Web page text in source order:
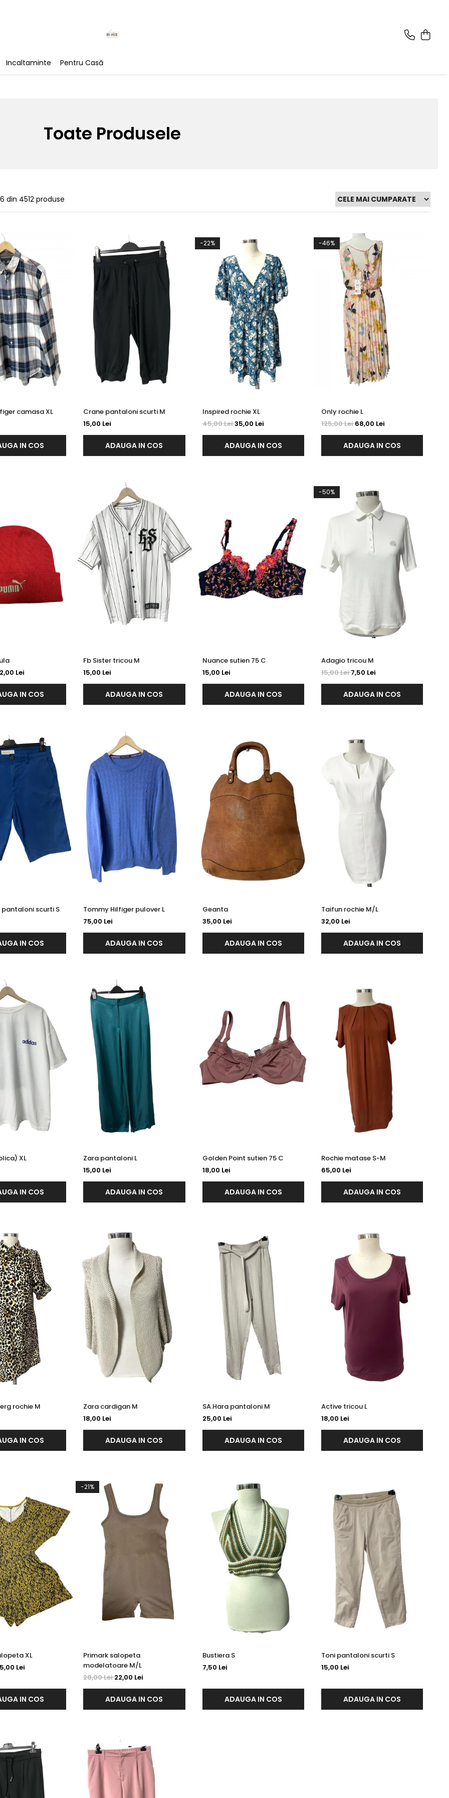
Incaltaminte Pentru Casă
Toate Produsele
din 4512 produse
Tommy Hilfiger camasa XL
IN COS
Crane pantaloni scurti M
15,00 Lei
ADAUGA IN COS
-22%
Inspired rochie XL
45,00 Lei35,00 Lei
ADAUGA IN COS
-46%
Only rochie L
125,00 Lei68,00 Lei
ADAUGA IN COS
Lei
IN COS
Fb Sister tricou M
15,00 Lei
ADAUGA IN COS
Nuance sutien 75 C
15,00 Lei
ADAUGA IN COS
-50%
Adagio tricou M
15,00 Lei7,50 Lei
ADAUGA IN COS
Tom Tailor pantaloni scurti S
IN COS
Tommy Hilfiger pulover L
75,00 Lei
ADAUGA IN COS
Geanta
35,00 Lei
ADAUGA IN COS
Taifun rochie M/L
32,00 Lei
ADAUGA IN COS
Tricou ( replica) XL
IN COS
Zara pantaloni L
15,00 Lei
ADAUGA IN COS
Golden Point sutien 75 C
18,00 Lei
ADAUGA IN COS
Rochie matase S-M
65,00 Lei
ADAUGA IN COS
Christian Berg rochie M
IN COS
Zara cardigan M
18,00 Lei
ADAUGA IN COS
SA.Hara pantaloni M
25,00 Lei
ADAUGA IN COS
Active tricou L
18,00 Lei
ADAUGA IN COS
Zeeman salopeta XL
Lei
IN COS
-21%
Primark salopeta
modelatoare M/L
28,00 Lei22,00 Lei
ADAUGA IN COS
Bustiera S
7,50 Lei
ADAUGA IN COS
Toni pantaloni scurti S
15,00 Lei
ADAUGA IN COS